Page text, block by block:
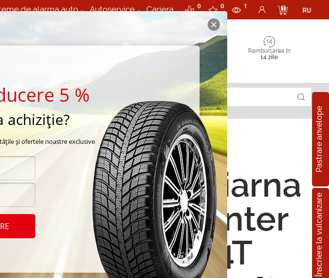
de alarma auto Autoservice Cariera 0 0 1
RU
Rambursarea în
14 zile
Pastrare anvelope
Înscriere la vulcanizare
45 R17 94T
Anvelope de iarna
Nitto SN 2 Winter
225/45 R17 94T
5 %
achiziție?
și ofertele noastre exclusive